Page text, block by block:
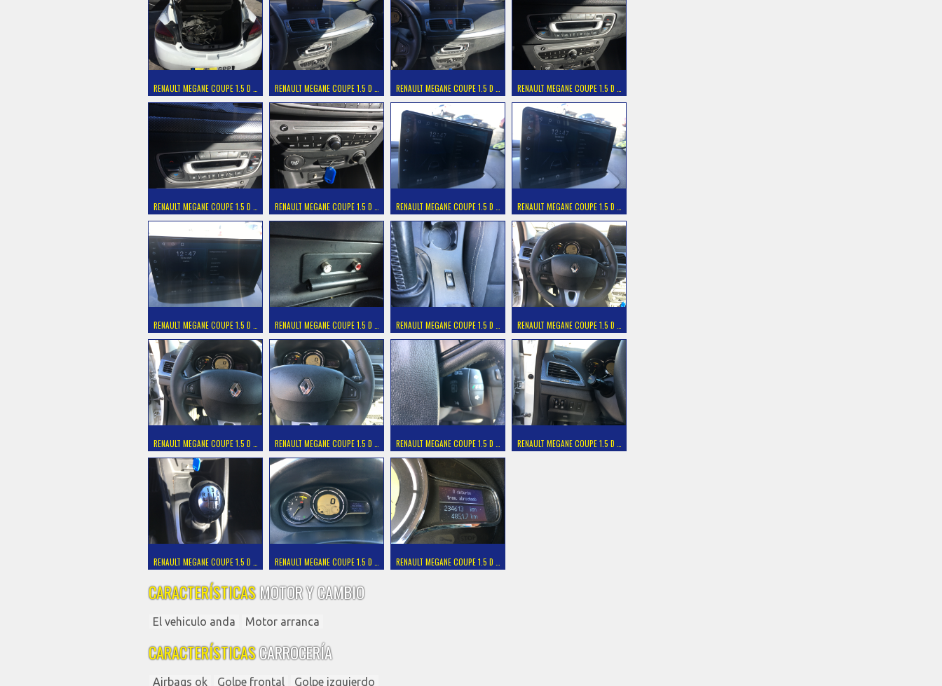
RENAULT MEGANE COUPE 1.5 D … RENAULT MEGANE COUPE 1.5 D … RENAULT MEGANE COUPE 1.5 D … RENAULT MEGANE COUPE 1.5 D …
RENAULT MEGANE COUPE 1.5 D … RENAULT MEGANE COUPE 1.5 D … RENAULT MEGANE COUPE 1.5 D … RENAULT MEGANE COUPE 1.5 D …
RENAULT MEGANE COUPE 1.5 D … RENAULT MEGANE COUPE 1.5 D … RENAULT MEGANE COUPE 1.5 D … RENAULT MEGANE COUPE 1.5 D …
RENAULT MEGANE COUPE 1.5 D … RENAULT MEGANE COUPE 1.5 D … RENAULT MEGANE COUPE 1.5 D … RENAULT MEGANE COUPE 1.5 D …
RENAULT MEGANE COUPE 1.5 D … RENAULT MEGANE COUPE 1.5 D … RENAULT MEGANE COUPE 1.5 D …
CARACTERÍSTICASMOTOR Y CAMBIO
El vehiculo anda Motor arranca
CARACTERÍSTICASCARROCERÍA
Airbags ok Golpe frontal Golpe izquierdo